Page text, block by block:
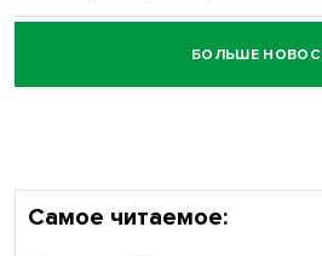
Честный выбор: видеонаблюдение
объективность результатов ЕДГ
БОЛЬШЕ
Самое читаемое: